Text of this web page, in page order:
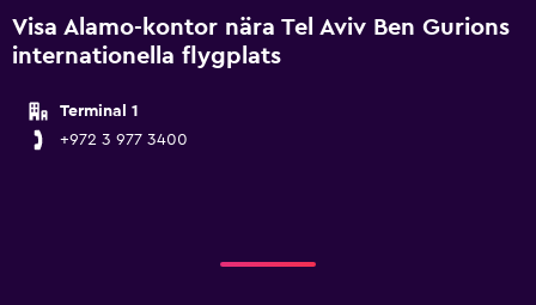
Visa Alamo-kontor nära Tel Aviv Ben Gurions
internationella flygplats
Terminal 1
+972 3 977 3400